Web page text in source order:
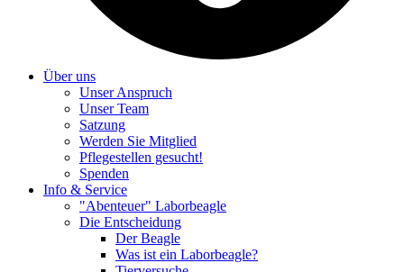
Über uns
Unser Anspruch
Unser Team
Satzung
Werden Sie Mitglied
Pflegestellen gesucht!
Spenden
Info & Service
"Abenteuer" Laborbeagle
Die Entscheidung
Der Beagle
Was ist ein Laborbeagle?